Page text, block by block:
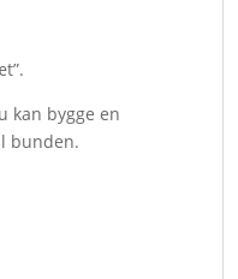
kan bygge en
bunden.